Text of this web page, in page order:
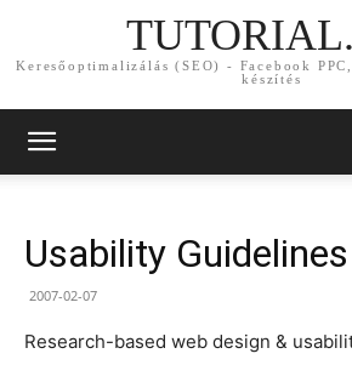
Keresőoptimalizálás (SEO) - Facebook
készítés
Usability
2007-02-07
Research-based web design &